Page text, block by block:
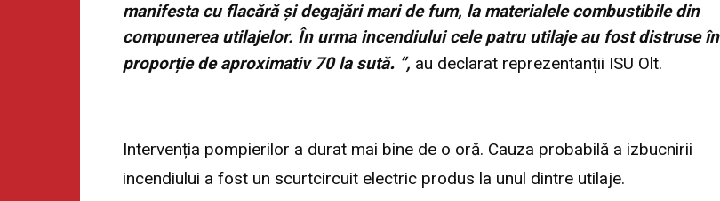
manifesta cu flacără și degajări mari de fum, la materialele combustibile din
compunerea utilajelor. În urma incendiului cele patru utilaje au fost distruse în
proporție de aproximativ 70 la sută. ”, au declarat reprezentanții ISU Olt.
Intervenția pompierilor a durat mai bine de o oră. Cauza probabilă a izbucnirii
incendiului a fost un scurtcircuit electric produs la unul dintre utilaje.